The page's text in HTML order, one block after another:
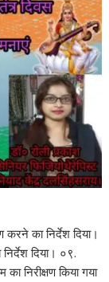
करने का निर्देश दिया।
दिया। ०९.
निरीक्षण किया गया